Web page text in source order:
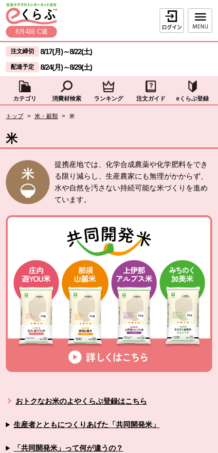
ページの先頭です。
本文へジャンプする。
8月4回 C週
ログイン
ここからサイト内共通メニューです。
サイト内共通メニューをスキップする
注文締切 8/17(月)～8/22(土)
配達予定 8/24(月)～8/29(土)
カテゴリ 消費材検索 ランキング 注文ガイド eくらぶ登録
トップ > 米・穀類 > 米
米
提携産地では、化学合成農薬や化学肥料をでき
る限り減らし、生産農家にも無理がかからず、
水や自然を汚さない持続可能な米づくりを進め
ています。
おトクなお米のよやくらぶ登録はこちら
生産者とともにつくりあげた「共同開発米」
「共同開発米」って何が違うの？